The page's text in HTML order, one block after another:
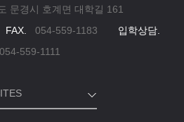
문경시 호계면 대학길 161
FAX. 054-559-1183
입학상담.
054-559-1111